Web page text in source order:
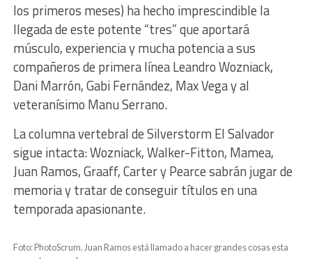
los primeros meses) ha hecho imprescindible la
llegada de este potente “tres” que aportará
músculo, experiencia y mucha potencia a sus
compañeros de primera línea Leandro Wozniack,
Dani Marrón, Gabi Fernández, Max Vega y al
veteranísimo Manu Serrano.
La columna vertebral de Silverstorm El Salvador
sigue intacta: Wozniack, Walker-Fitton, Mamea,
Juan Ramos, Graaff, Carter y Pearce sabrán jugar de
memoria y tratar de conseguir títulos en una
temporada apasionante.
Foto: PhotoScrum. Juan Ramos está llamado a hacer grandes cosas esta